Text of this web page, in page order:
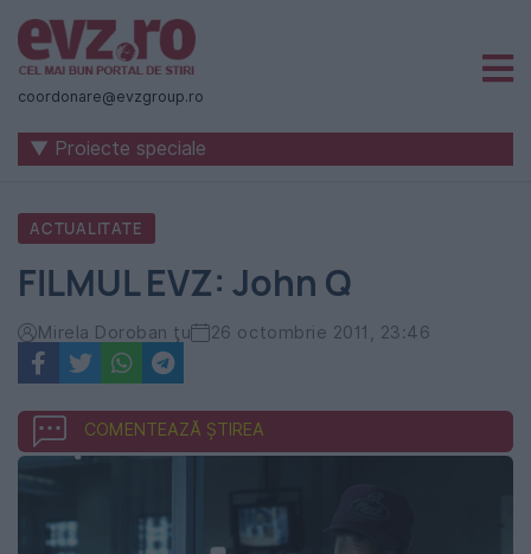
Știri
naționale
internaționale
România
-
Evenimentul
Zilei
coordonare@evzgroup.ro
▼ Proiecte speciale
ACTUALITATE
FILMUL EVZ: John Q
Mirela Doroban ţu 26 octombrie 2011, 23:46
COMENTEAZĂ ȘTIREA